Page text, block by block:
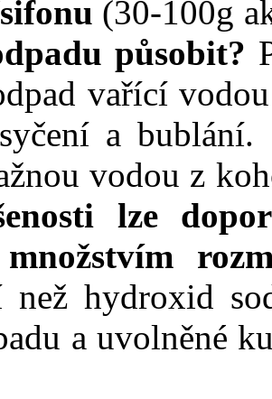
(30-100g
působit?
vařící
a bublání.
vodou z
lze
než hydroxid
a uvolněné